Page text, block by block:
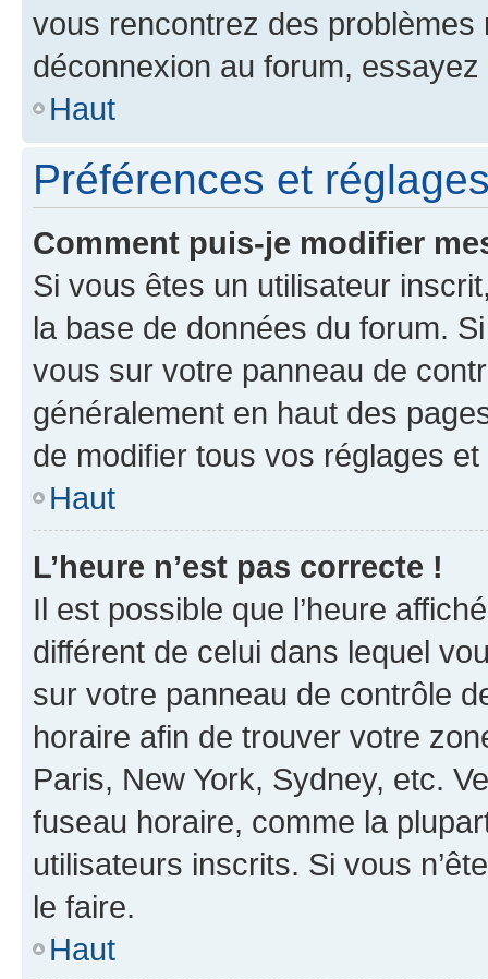
vous rencontrez des
déconnexion au forum,
Haut
Préférences et
Comment puis-je modifier
Si vous êtes un utilisateur
la base de données du forum.
vous sur votre panneau de
généralement en haut des
de modifier tous vos réglages
Haut
L’heure n’est pas correcte !
Il est possible que l’heure
différent de celui dans lequel
sur votre panneau de contrôle
horaire afin de trouver votre
Paris, New York, Sydney, etc.
fuseau horaire, comme la
utilisateurs inscrits. Si vous
le faire.
Haut